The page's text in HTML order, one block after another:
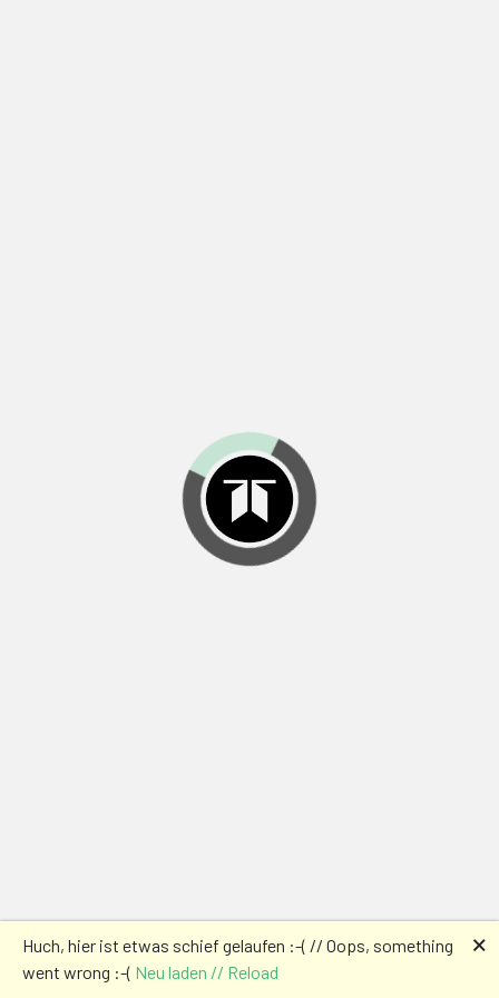
Huch, hier ist etwas schief gelaufen :-( // Oops, something
went wrong :-( Neu laden // Reload
🗙